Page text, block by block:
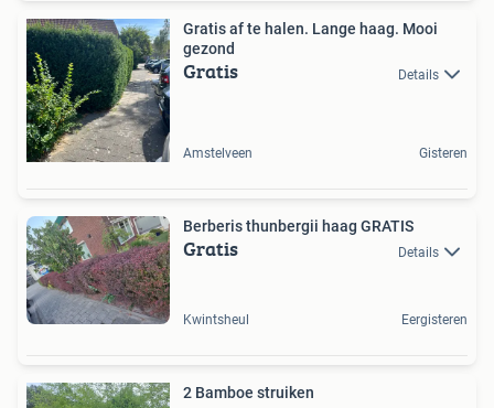
Gratis af te halen. Lange haag. Mooi
gezond
Gratis Details
Amstelveen Gisteren
Berberis thunbergii haag GRATIS
Gratis Details
Kwintsheul Eergisteren
2 Bamboe struiken